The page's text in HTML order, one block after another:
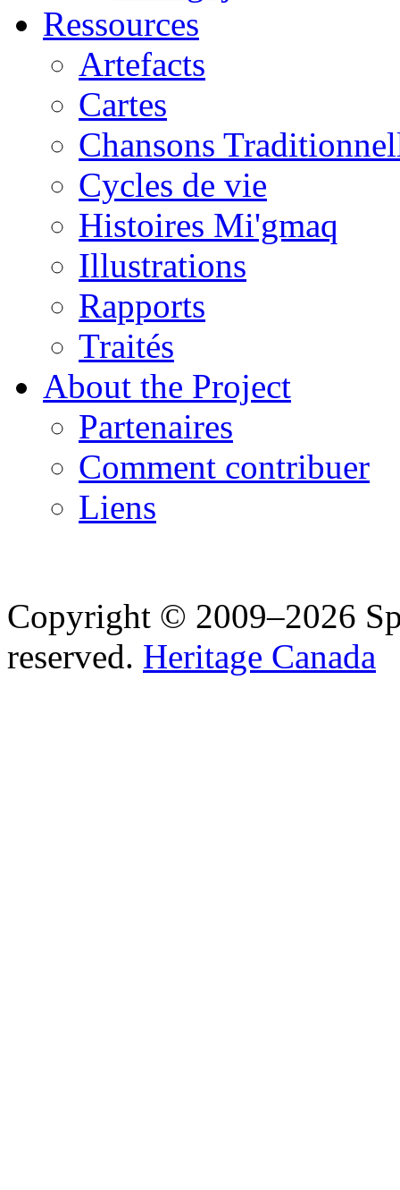
Ressources
Artefacts
Cartes
Chansons
Cycles de vie
Histoires Mi'gmaq
Illustrations
Rapports
Traités
About the Project
Partenaires
Comment contribuer
Liens
Copyright © 2009–2026
reserved. Heritage Canada